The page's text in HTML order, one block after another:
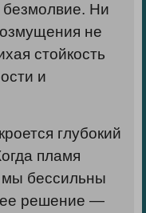
Ни
не
стойкость
и
глубокий
пламя
мы бессильны
решение —